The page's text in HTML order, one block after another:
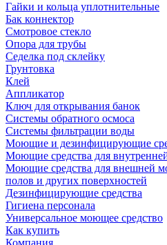
Гайки и кольца уплотнительные
Бак коннектор
Смотровое стекло
Опора для трубы
Седелка под склейку
Грунтовка
Клей
Аппликатор
Ключ для открывания банок
Системы обратного осмоса
Системы фильтрации воды
Моющие и дезинфицирующие
Моющие средства для
Моющие средства для внешней
полов и других поверхностей
Дезинфицирующие средства
Гигиена персонала
Универсальное моющее средство
Как купить
Компания